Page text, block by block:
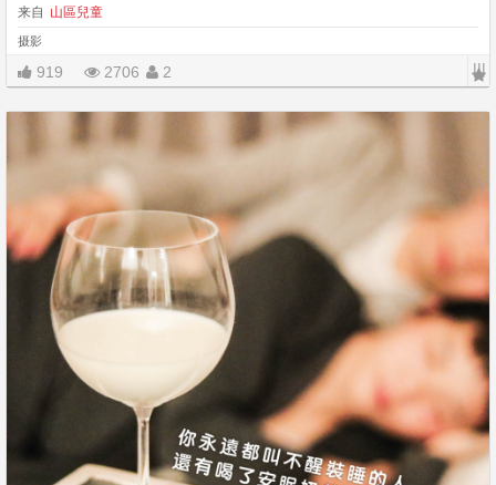
来自 山區兒童
摄影
919 2706 2 |||